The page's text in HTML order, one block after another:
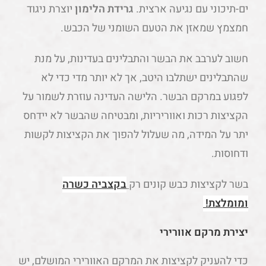
ים-תיכוני עם נגיעה ארצית. גרידת הלימוןיוצרת ניגוד
חמצמץ שמאזן את הטעם השומני של הכבש.
חשוב לערבב את הבשר והתבלינים בעדינות, על מנת
שהתבלינים ישתלבו היטב, אך לא יותר מדי כדי לא
לפגוע במרקם הבשר. הלישה העדינה עוזרת לשמור על
הקציצות רכות ואווריריות, ומבטיחה שהבשר לא יידחס
יתר על המידה, מה שעלול להפוך את הקציצות לקשות
ודחוסות.
בשר לקציצות כבש קונים רקבקצביה כשרה
ומומלצת!
יצירת מרקם אוורירי
כדי להעניק לקציצות את המרקם האוורירי המושלם, יש